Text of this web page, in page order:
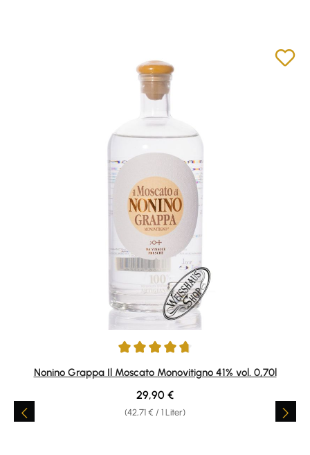
Durchschnittliche Bewertung von 4.85 von 5 Sternen
Nonino Grappa Il Moscato Monovitigno 41% vol. 0,70l
(42,71 € / 1 Liter)
Regulärer Preis:
29,90 €